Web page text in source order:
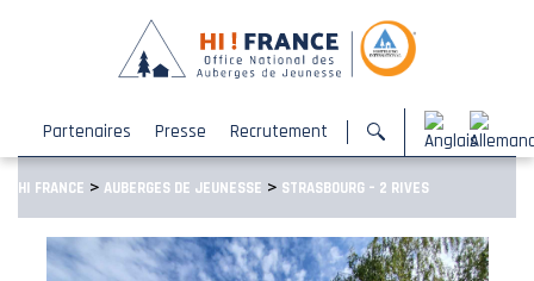
Partenaires Presse Recrutement
HI FRANCE > AUBERGES DE JEUNESSE > STRASBOURG – 2 RIVES